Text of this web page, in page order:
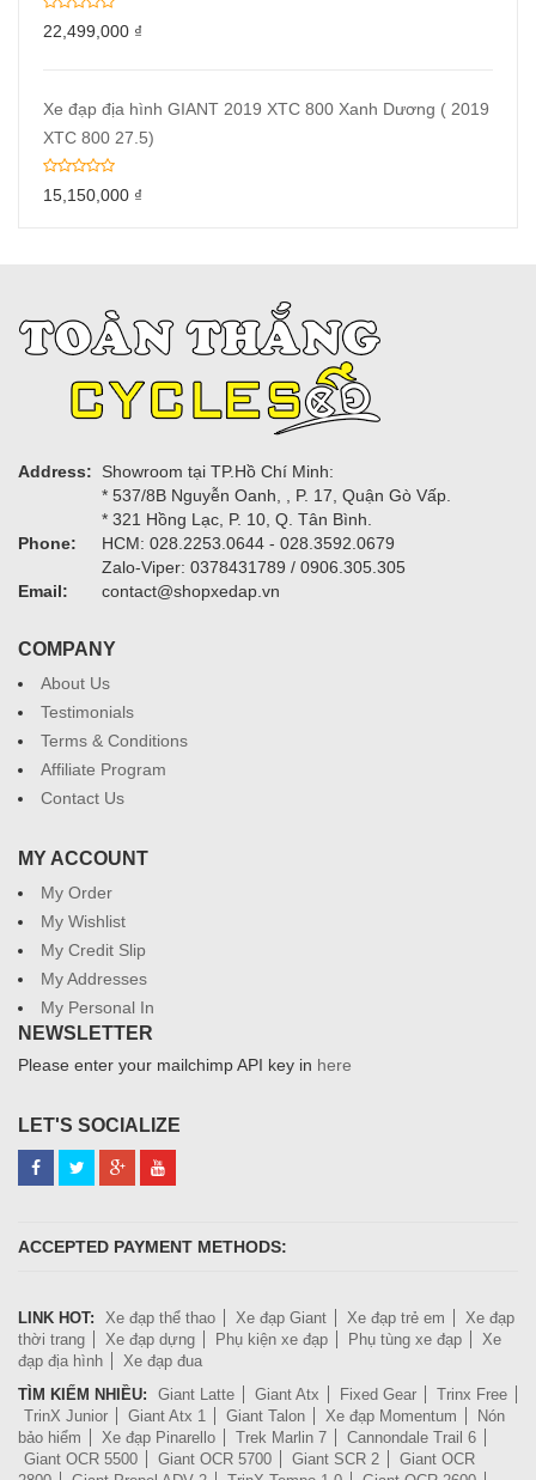
22,499,000 ₫
Xe đạp địa hình GIANT 2019 XTC 800 Xanh Dương ( 2019
XTC 800 27.5)
15,150,000 ₫
Address:
Showroom tại TP.Hồ Chí Minh:
* 537/8B Nguyễn Oanh, , P. 17, Quận Gò Vấp.
* 321 Hồng Lạc, P. 10, Q. Tân Bình.
Phone:
HCM: 028.2253.0644 - 028.3592.0679
Zalo-Viper: 0378431789 / 0906.305.305
Email:
contact@shopxedap.vn
COMPANY
About Us
Testimonials
Terms & Conditions
Affiliate Program
Contact Us
MY ACCOUNT
My Order
My Wishlist
My Credit Slip
My Addresses
My Personal In
NEWSLETTER
Please enter your mailchimp API key in here
LET'S SOCIALIZE
ACCEPTED PAYMENT METHODS:
LINK HOT: Xe đạp thể thao Xe đạp Giant Xe đạp trẻ em
Xe đạp
thời trang
Xe đạp dựng Phụ kiện xe đạp Phụ tùng xe đạp
Xe
đạp địa hình
Xe đạp đua
TÌM KIẾM NHIỀU:
Giant Latte Giant Atx Fixed Gear
Trinx Free
TrinX Junior
Giant Atx 1 Giant Talon Xe đạp Momentum
Nón
bảo hiểm
Xe đạp Pinarello Trek Marlin 7
Cannondale Trail 6
Giant OCR 5500
Giant OCR 5700 Giant SCR 2
Giant OCR